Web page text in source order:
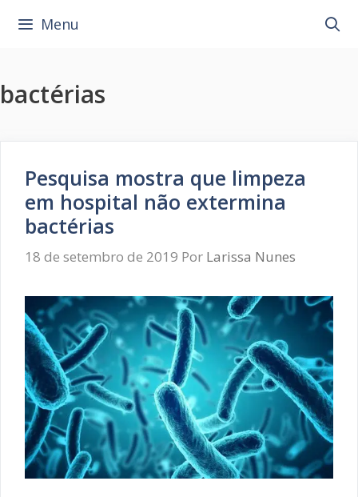
para
Menu
bactérias
Pesquisa mostra que limpeza
em hospital não extermina
bactérias
18 de setembro de 2019 Por Larissa Nunes